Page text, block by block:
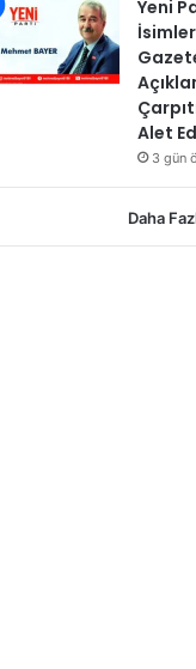
Yeni
Alet
3 gün
Daha